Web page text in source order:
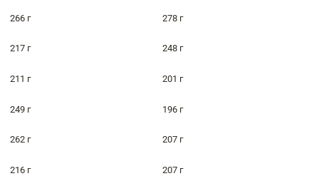
266 г 278 г
217 г 248 г
211 г 201 г
249 г 196 г
262 г 207 г
216 г 207 г